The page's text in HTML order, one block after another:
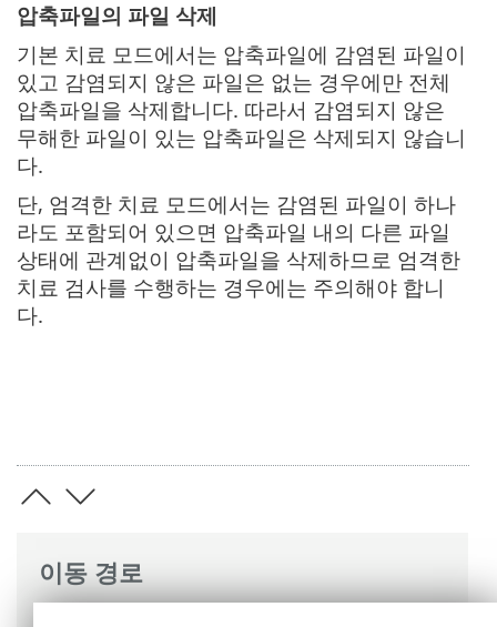
이동 경로
압축파일의 파일 삭제
기본 치료 모드에서는 압축파일에 감염된 파일이
있고 감염되지 않은 파일은 없는 경우에만 전체
압축파일을 삭제합니다. 따라서 감염되지 않은
무해한 파일이 있는 압축파일은 삭제되지 않습니
다.
단, 엄격한 치료 모드에서는 감염된 파일이 하나
라도 포함되어 있으면 압축파일 내의 다른 파일
상태에 관계없이 압축파일을 삭제하므로 엄격한
치료 검사를 수행하는 경우에는 주의해야 합니
다.